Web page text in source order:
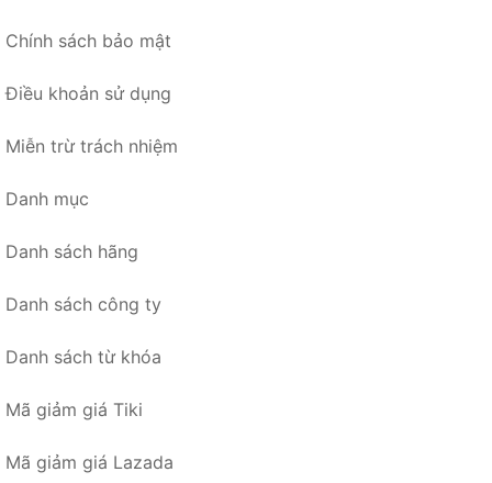
Chính sách bảo mật
Điều khoản sử dụng
Miễn trừ trách nhiệm
Danh mục
Danh sách hãng
Danh sách công ty
Danh sách từ khóa
Mã giảm giá Tiki
Mã giảm giá Lazada